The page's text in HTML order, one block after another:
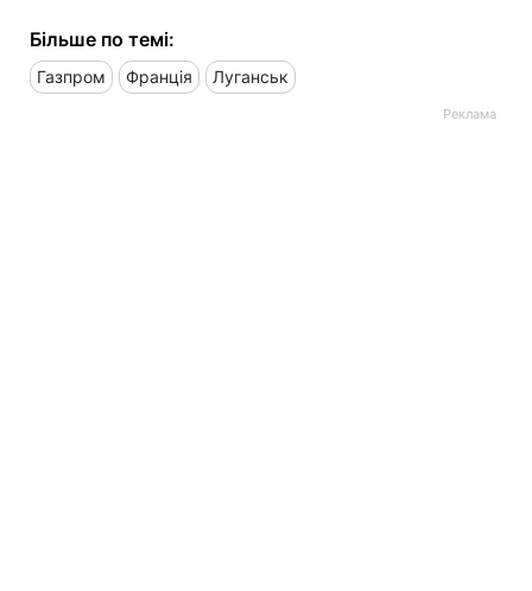
Більше по темі:
Газпром Франція Луганськ